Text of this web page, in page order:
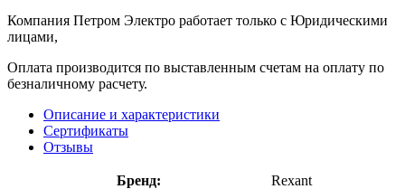
Компания Петром Электро работает только с Юридическими
лицами,
Оплата производится по выставленным счетам на оплату по
безналичному расчету.
Описание и характеристики
Сертификаты
Отзывы
Бренд:
Rexant